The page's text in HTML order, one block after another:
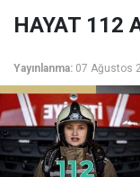
HAYAT 112
Yayınlanma: 07 Ağustos